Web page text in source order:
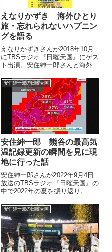
えなりかずき 海外ひとり
旅・忘れられないハプニン
グを語る
えなりかずきさんが2018年10月
にTBSラジオ『日曜天国』にゲス
ト出演。安住紳一郎さんと海外ひ
グの数々について話していまし
た。（安住紳一郎）さて、今日は
えなりかずきさんに海外ひとり
旅・忘れられないハプニングと...
安住紳一郎の日曜天国
安住紳一郎 熊谷の最高気
温記録更新の瞬間を見に現
地に行った話
安住紳一郎さんが2022年9月4日
放送のTBSラジオ『日曜天国』の
中で2022年の夏を振り返り。日
替えるかもしれないと予報された
日にプライベートで現地に行った
という話をしていました。
安住紳一郎の日曜天国